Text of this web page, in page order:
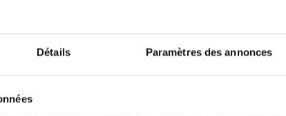
Détails Paramètres des annonces
discussion, vous aurez besoin de vous connecter
Se connecter